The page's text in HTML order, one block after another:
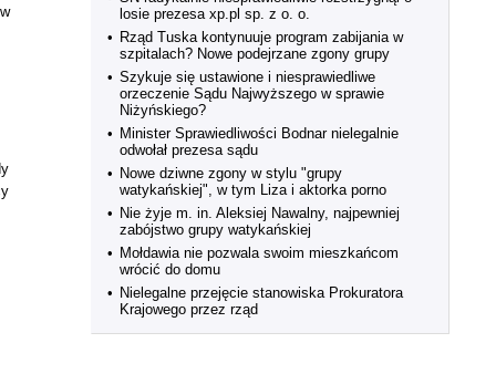
losie prezesa xp.pl sp. z o. o.
• Rząd Tuska kontynuuje program zabijania w
szpitalach? Nowe podejrzane zgony grupy
• Szykuje się ustawione i niesprawiedliwe
orzeczenie Sądu Najwyższego w sprawie
Niżyńskiego?
• Minister Sprawiedliwości Bodnar nielegalnie
odwołał prezesa sądu
• Nowe dziwne zgony w stylu "grupy
watykańskiej", w tym Liza i aktorka porno
• Nie żyje m. in. Aleksiej Nawalny, najpewniej
zabójstwo grupy watykańskiej
• Mołdawia nie pozwala swoim mieszkańcom
wrócić do domu
• Nielegalne przejęcie stanowiska Prokuratora
Krajowego przez rząd